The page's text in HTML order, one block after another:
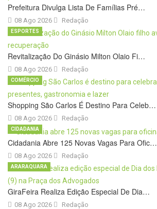
Prefeitura Divulga Lista De Famílias Pré…
08 Ago 2026 Redação
Revitalização Do Ginásio Milton Olaio Fi…
08 Ago 2026
ESPORTES
Redação
Shopping São Carlos É Destino Para Celeb…
08 Ago 2026
COMÉRCIO
Redação
Cidadania Abre 125 Novas Vagas Para Ofic…
08 Ago 2026
CIDADANIA
Redação
GiraFeira Realiza Edição Especial De Dia…
08 Ago 2026
ARARAQUARA
Redação